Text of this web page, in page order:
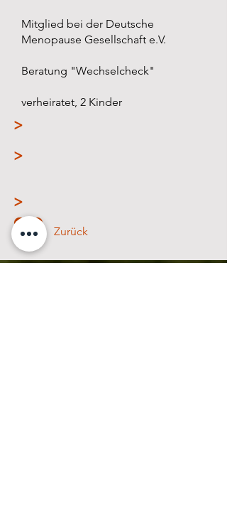
Mitglied bei der Deutsche
Menopause Gesellschaft e.V.
Beratung "Wechselcheck"
verheiratet, 2 Kinder
>
>
>
Zurück